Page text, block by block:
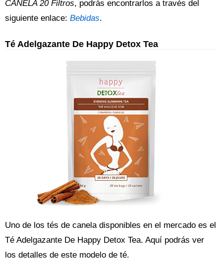
CANELA 20 Filtros, podrás encontrarlos a través del
siguiente enlace: Bebidas.
Té Adelgazante De Happy Detox Tea
Uno de los tés de canela disponibles en el mercado es el
Té Adelgazante De Happy Detox Tea. Aquí podrás ver
los detalles de este modelo de té.